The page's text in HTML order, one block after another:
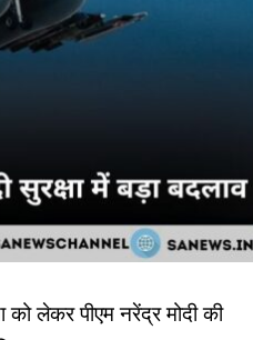
को लेकर पीएम नरेंद्र मोदी की